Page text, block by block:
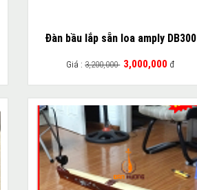
Đàn bầu lắp sẵn loa amply DB300
Giá :3,200,000 3,000,000 đ